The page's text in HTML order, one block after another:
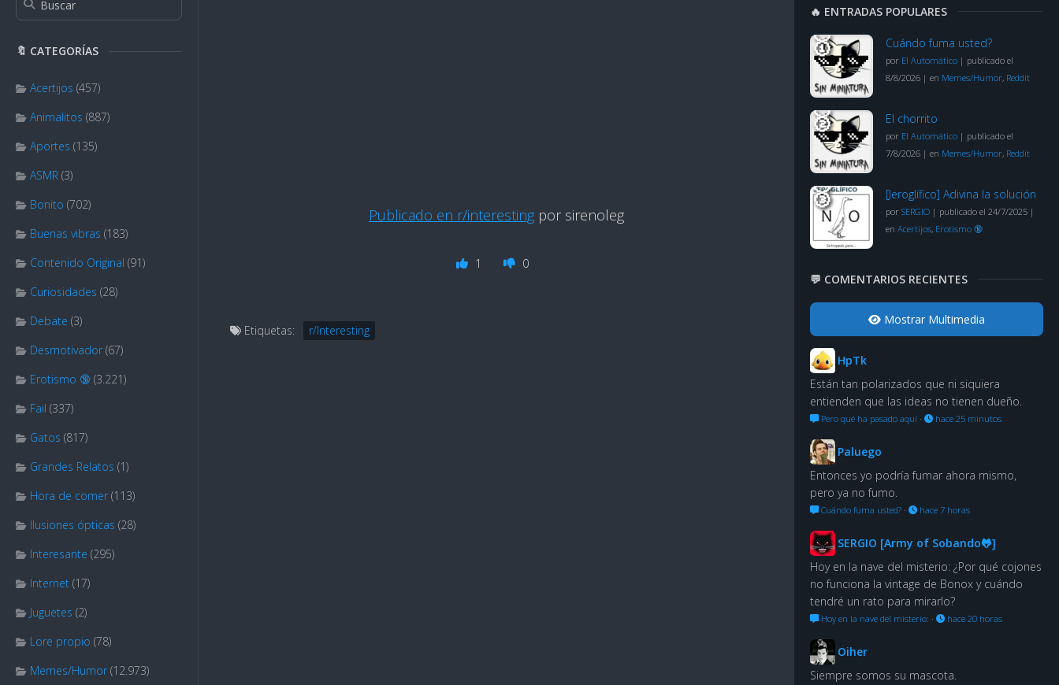
🔖 CATEGORÍAS
Acertijos (457)
Animalitos (887)
Aportes (135)
ASMR (3)
Bonito (702)
Buenas vibras (183)
Contenido Original (91)
Curiosidades (28)
Debate (3)
Desmotivador (67)
Erotismo 🔞 (3.221)
Fail (337)
Gatos (817)
Grandes Relatos (1)
Hora de comer (113)
Ilusiones ópticas (28)
Interesante (295)
Internet (17)
Juguetes (2)
Lore propio (78)
Memes/Humor (12.973)
Publicado en r/interesting por sirenoleg
1 0
Etiquetas: r/Interesting
🔥 ENTRADAS POPULARES
Cuándo fuma usted?
por El Automático | publicado el
8/8/2026 | en Memes/Humor, Reddit
El chorrito
por El Automático | publicado el
7/8/2026 | en Memes/Humor, Reddit
[Jeroglífico] Adivina la solución
por SERGIO | publicado el 24/7/2025 |
en Acertijos, Erotismo 🔞
💬 COMENTARIOS RECIENTES
Mostrar Multimedia
HpTk
Están tan polarizados que ni siquiera
entienden que las ideas no tienen dueño.
Pero qué ha pasado aquí · hace 25 minutos
Paluego
Entonces yo podría fumar ahora mismo,
pero ya no fumo.
Cuándo fuma usted? · hace 7 horas
SERGIO [Army of Sobando🐸]
Hoy en la nave del misterio: ¿Por qué cojones
no funciona la vintage de Bonox y cuándo
tendré un rato para mirarlo?
Hoy en la nave del misterio: · hace 20 horas
Oiher
Siempre somos su mascota.